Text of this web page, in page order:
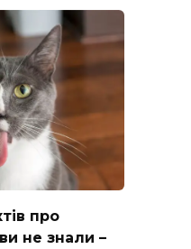
про
не знали –